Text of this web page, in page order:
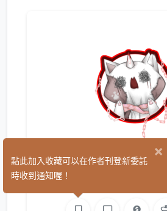
Chi
×
點此加入收藏可以在作者刊登新委託
時收到通知喔！